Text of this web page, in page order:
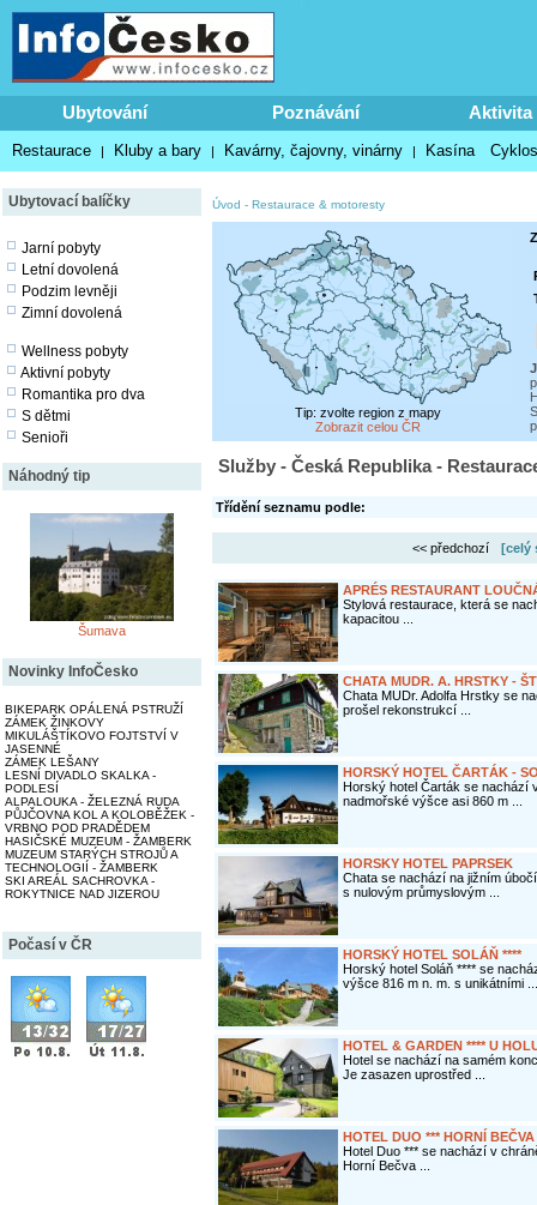
Ubytování Poznávání Aktivita
Restaurace | Kluby a bary | Kavárny, čajovny, vinárny | Kasína
Ubytovací balíčky
Jarní pobyty
Letní dovolená
Podzim levněji
Zimní dovolená
Wellness pobyty
Aktivní pobyty
Romantika pro dva
S dětmi
Senioři
Náhodný tip
Šumava
Novinky InfoČesko
BIKEPARK OPÁLENÁ PSTRUŽÍ
ZÁMEK ŽINKOVY
MIKULÁŠTÍKOVO FOJTSTVÍ V
JASENNÉ
ZÁMEK LEŠANY
LESNÍ DIVADLO SKALKA -
PODLESÍ
ALPALOUKA - ŽELEZNÁ RUDA
PŮJČOVNA KOL A KOLOBĚŽEK -
VRBNO POD PRADĚDEM
HASIČSKÉ MUZEUM - ŽAMBERK
MUZEUM STARÝCH STROJŮ A
TECHNOLOGIÍ - ŽAMBERK
SKI AREÁL SACHROVKA -
ROKYTNICE NAD JIZEROU
Počasí v ČR
Úvod - Restaurace & motoresty
Tip: zvolte region z mapy
Zobrazit celou ČR
Služby - Česká Republika -
Třídění seznamu podle:
<< předchozí [celý
APRÉS RESTAURANT
Stylová restaurace, která se
kapacitou ...
CHATA MUDR. A. HRSTKY -
Chata MUDr. Adolfa Hrstky se
prošel rekonstrukcí ...
HORSKÝ HOTEL ČARTÁK -
Horský hotel Čarták se nachází
nadmořské výšce asi 860 m ...
HORSKY HOTEL PAPRSEK
Chata se nachází na jižním
s nulovým průmyslovým ...
HORSKÝ HOTEL SOLÁŇ ****
Horský hotel Soláň **** se
výšce 816 m n. m. s unikátními ...
HOTEL & GARDEN **** U
Hotel se nachází na samém
Je zasazen uprostřed ...
HOTEL DUO *** HORNÍ BEČVA
Hotel Duo *** se nachází v
Horní Bečva ...